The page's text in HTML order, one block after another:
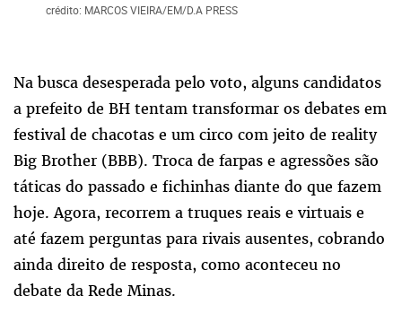
crédito: MARCOS VIEIRA/EM/D.A PRESS
Na busca desesperada pelo voto, alguns candidatos
a prefeito de BH tentam transformar os debates em
festival de chacotas e um circo com jeito de reality
Big Brother (BBB). Troca de farpas e agressões são
táticas do passado e fichinhas diante do que fazem
hoje. Agora, recorrem a truques reais e virtuais e
até fazem perguntas para rivais ausentes, cobrando
ainda direito de resposta, como aconteceu no
debate da Rede Minas.